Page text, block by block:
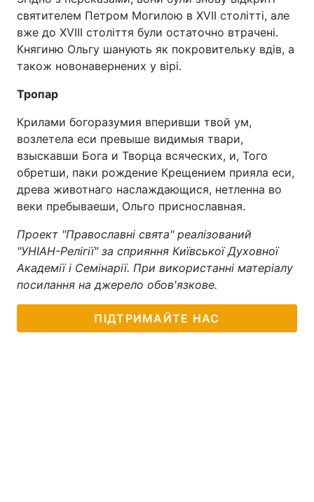
святителем Петром Могилою в XVII столітті, але
вже до XVIII століття були остаточно втрачені.
Княгиню Ольгу шанують як покровительку вдів, а
також новонавернених у вірі.
Тропар
Крилами богоразумия вперивши твой ум,
возлетела еси превыше видимыя твари,
взыскавши Бога и Творца всяческих, и, Того
обретши, паки рождение Крещением прияла еси,
древа животнаго наслаждающися, нетленна во
веки пребываеши, Ольго приснославная.
Проект "Православні свята" реалізований
"УНІАН-Релігії" за сприяння Київської Духовної
Академії і Семінарії. При використанні матеріалу
посилання на джерело обов'язкове.
ПІДТРИМАЙТЕ НАС